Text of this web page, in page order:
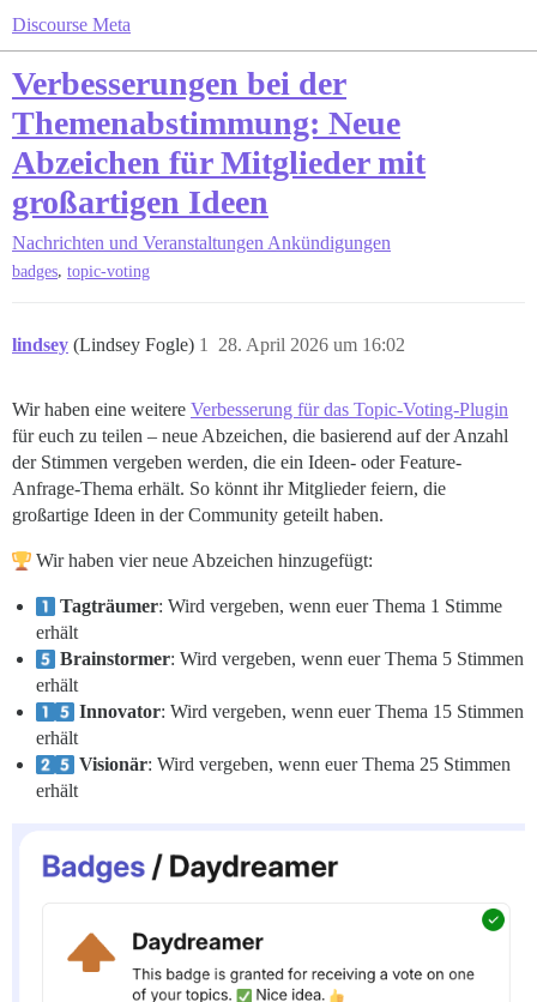
Discourse Meta
Verbesserungen bei der
Themenabstimmung: Neue
Abzeichen für Mitglieder mit
großartigen Ideen
Nachrichten und Veranstaltungen Ankündigungen
badges, topic-voting
lindsey (Lindsey Fogle) 28. April 2026 um 16:02
1
Wir haben eine weitere Verbesserung für das Topic-Voting-Plugin
für euch zu teilen – neue Abzeichen, die basierend auf der Anzahl
der Stimmen vergeben werden, die ein Ideen- oder Feature-
Anfrage-Thema erhält. So könnt ihr Mitglieder feiern, die
großartige Ideen in der Community geteilt haben.
Wir haben vier neue Abzeichen hinzugefügt:
Tagträumer: Wird vergeben, wenn euer Thema 1 Stimme
erhält
Brainstormer: Wird vergeben, wenn euer Thema 5 Stimmen
erhält
Innovator: Wird vergeben, wenn euer Thema 15 Stimmen
erhält
Visionär: Wird vergeben, wenn euer Thema 25 Stimmen
erhält